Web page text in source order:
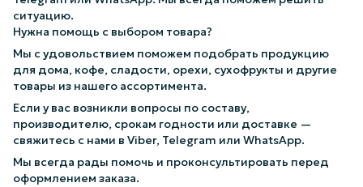
ситуацию.
Нужна помощь с выбором товара?
Мы с удовольствием поможем подобрать продукцию
для дома, кофе, сладости, орехи, сухофрукты и другие
товары из нашего ассортимента.
Если у вас возникли вопросы по составу,
производителю, срокам годности или доставке —
свяжитесь с нами в Viber, Telegram или WhatsApp.
Мы всегда рады помочь и проконсультировать перед
оформлением заказа.